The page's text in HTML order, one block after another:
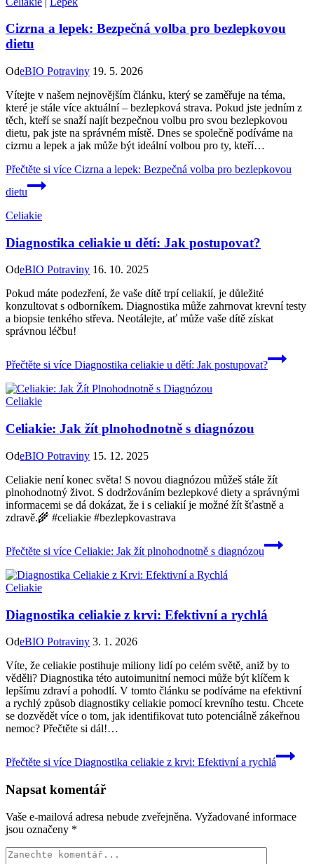
Cizrna a lepek: Bezpečná volba pro bezlepkovou
dietu
OdeBIO Potraviny 19. 5. 2026
Vítejte v našem nejnovějším článku, který se zaměřuje na téma,
které je stále více aktuální – bezlepková strava. Pokud jste jedním z
těch, kteří se snaží najít bezpečnou volbu pro svou bezlepkovou
dietu, pak jste na správném místě. Dnes se společně podíváme na
cizrnu a lepek a jak může být ideální volbou pro ty, kteří…
Přečtěte si více Cizrna a lepek: Bezpečná volba pro bezlepkovou
dietu
Celiakie
Diagnostika celiakie u dětí: Jak postupovat?
OdeBIO Potraviny 16. 10. 2025
Pokud máte podezření, že vaše dítě trpí celiakií, je důležité
konzultovat s odborníkem. Diagnostika může zahrnovat krevní testy
a biopsie tenkého střeva. Neotálejte, ať může vaše dítě získat
správnou léčbu!
Přečtěte si více Diagnostika celiakie u dětí: Jak postupovat?
Celiakie
Celiakie: Jak žít plnohodnotně s diagnózou
OdeBIO Potraviny 15. 12. 2025
Celiakie není konec světa! S novou diagnózou můžeš stále žít
plnohodnotný život. S dodržováním bezlepkové diety a správnými
informacemi se dá dokázat, že i s celiakií je možné žít šťastně a
zdravě.🌾 #celiakie #bezlepkovastrava
Přečtěte si více Celiakie: Jak žít plnohodnotně s diagnózou
Celiakie
Diagnostika celiakie z krvi: Efektivní a rychlá
OdeBIO Potraviny 3. 1. 2026
Víte, že celiakie postihuje miliony lidí​ po celém ‍světě, ⁢aniž by to
věděli? Diagnostika této autoimunitní nemoci může být klíčem k
lepšímu zdraví a pohodlí. V tomto článku se podíváme⁤ na efektivní
a rychlý způsob diagnostiky celiakie pomocí krevního⁢ testu. Chcete
se dozvědět více o tom, jak identifikovat tuto potenciálně zákeřnou
nemoc? Přečtěte ⁤si dál!…
Přečtěte si více Diagnostika celiakie z krvi: Efektivní a rychlá
Napsat komentář
Vaše e-mailová adresa nebude zveřejněna. Vyžadované informace
jsou označeny *